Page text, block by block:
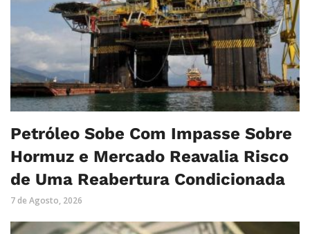
Petróleo Sobe Com Impasse Sobre
Hormuz e Mercado Reavalia Risco
de Uma Reabertura Condicionada
7 de Agosto, 2026